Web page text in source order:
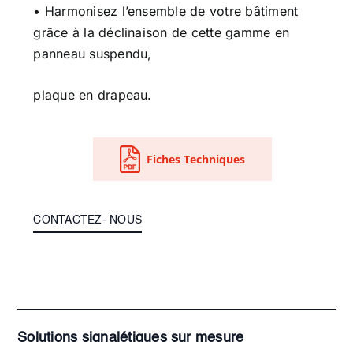
• Harmonisez l’ensemble de votre bâtiment
grâce à la déclinaison de cette gamme en
panneau suspendu,
plaque en drapeau.
Fiches Techniques
CONTACTEZ- NOUS
Solutions signalétiques sur mesure